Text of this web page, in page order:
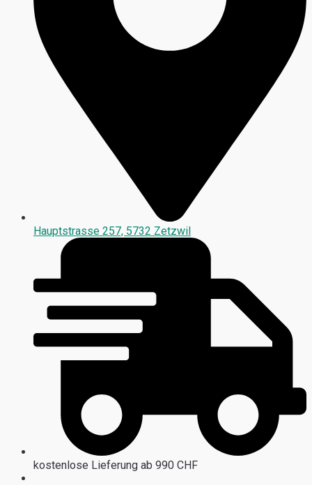
Hauptstrasse 257, 5732 Zetzwil
kostenlose Lieferung ab 990 CHF